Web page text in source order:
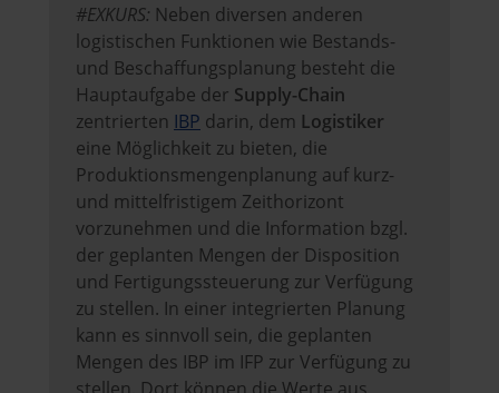
#EXKURS: Neben diversen anderen
logistischen Funktionen wie Bestands-
und Beschaffungsplanung besteht die
Hauptaufgabe der Supply-Chain
zentrierten IBP darin, dem Logistiker
eine Möglichkeit zu bieten, die
Produktionsmengenplanung auf kurz-
und mittelfristigem Zeithorizont
vorzunehmen und die Information bzgl.
der geplanten Mengen der Disposition
und Fertigungssteuerung zur Verfügung
zu stellen. In einer integrierten Planung
kann es sinnvoll sein, die geplanten
Mengen des IBP im IFP zur Verfügung zu